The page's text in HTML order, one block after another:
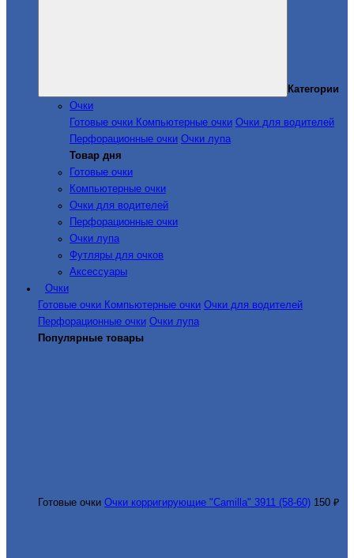
Категории
Очки
Готовые очки Компьютерные очки Очки для водителей
Перфорационные очки Очки лупа
Товар дня
Готовые очки
Компьютерные очки
Очки для водителей
Перфорационные очки
Очки лупа
Футляры для очков
Аксессуары
Очки
Готовые очки Компьютерные очки Очки для водителей
Перфорационные очки Очки лупа
Популярные товары
Готовые очки Очки корригирующие "Camilla" 3911 (58-60) 150 ₽